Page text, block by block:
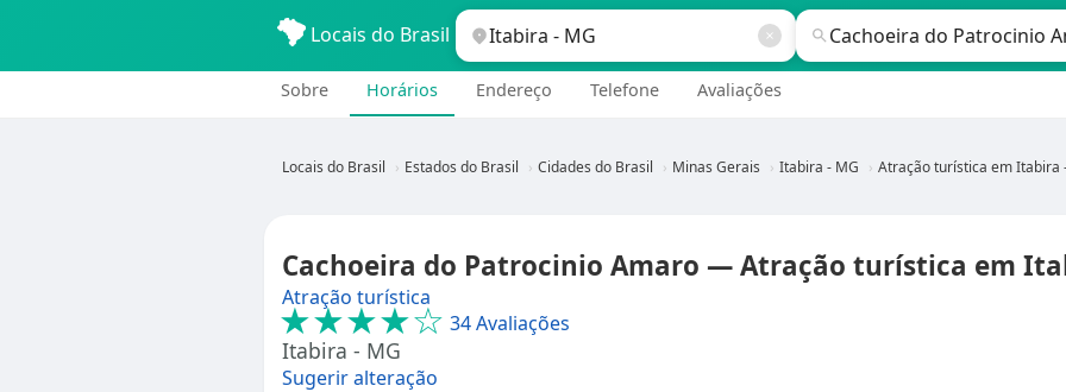
Locais do Brasil
Sobre Horários Endereço Telefone Avaliações
Locais do Brasil Estados do Brasil Cidades do Brasil Minas Gerais Itabira - MG Atração turística em Itabira -
Cachoeira do Patrocinio Amaro — Atração turística em
Atração turística
★★★★☆ 34 Avaliações
Itabira - MG
Sugerir alteração